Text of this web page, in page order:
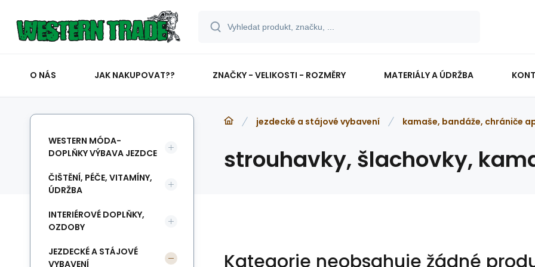
O NÁS JAK NAKUPOVAT?? ZNAČKY - VELIKOSTI - ROZMĚRY MATERIÁLY A ÚDRŽBA
jezdecké a stájové vybavení kamaše, bandáže, chrániče
strouhavky, šlachovky,
Kategorie neobsahuje žádné
WESTERN MÓDA-
DOPLŇKY VÝBAVA JEZDCE
ČIŠTĚNÍ, PÉČE, VITAMÍNY,
ÚDRŽBA
INTERIÉROVÉ DOPLŇKY,
OZDOBY
JEZDECKÉ A STÁJOVÉ
VYBAVENÍ